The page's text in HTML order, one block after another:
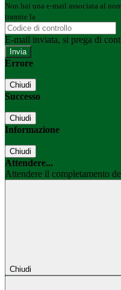
Non hai una e-mail associata al
tramite la
E-mail inviata, si prega di
Errore
Chiudi
Successo
Chiudi
Informazione
Chiudi
Attendere...
Attendere il completamento
Chiudi